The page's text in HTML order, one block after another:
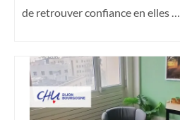
de retrouver confiance en elles …